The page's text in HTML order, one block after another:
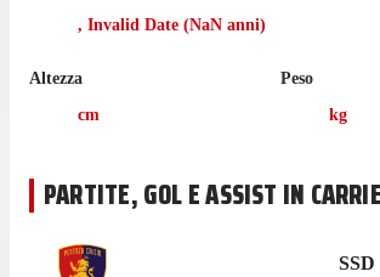
, Invalid Date (NaN anni)
Altezza
cm
Peso
kg
PARTITE, GOL E ASSIST IN
SSD